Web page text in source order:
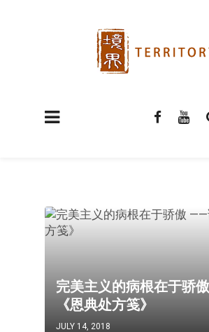
完美主义的病根在于骄
《恩典处方笺》
JULY 14, 2018